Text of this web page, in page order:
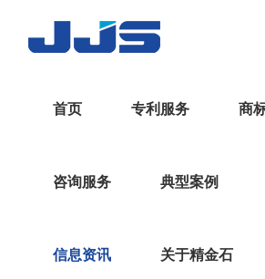
首页 专利服务 商
咨询服务 典型案例
信息资讯 关于精金石
第二十六届中国专利奖